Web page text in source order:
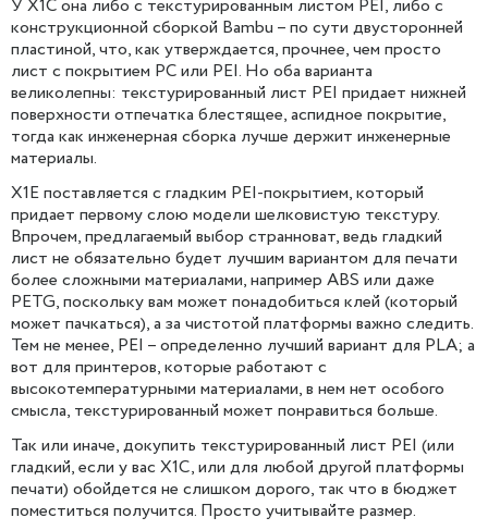
У X1C она либо с текстурированным листом PEI, либо с
конструкционной сборкой Bambu – по сути двусторонней
пластиной, что, как утверждается, прочнее, чем просто
лист с покрытием PC или PEI. Но оба варианта
великолепны: текстурированный лист PEI придает нижней
поверхности отпечатка блестящее, аспидное покрытие,
тогда как инженерная сборка лучше держит инженерные
материалы.
X1E поставляется с гладким PEI-покрытием, который
придает первому слою модели шелковистую текстуру.
Впрочем, предлагаемый выбор странноват, ведь гладкий
лист не обязательно будет лучшим вариантом для печати
более сложными материалами, например ABS или даже
PETG, поскольку вам может понадобиться клей (который
может пачкаться), а за чистотой платформы важно следить.
Тем не менее, PEI – определенно лучший вариант для PLA; а
вот для принтеров, которые работают с
высокотемпературными материалами, в нем нет особого
смысла, текстурированный может понравиться больше.
Так или иначе, докупить текстурированный лист PEI (или
гладкий, если у вас X1C, или для любой другой платформы
печати) обойдется не слишком дорого, так что в бюджет
поместиться получится. Просто учитывайте размер.